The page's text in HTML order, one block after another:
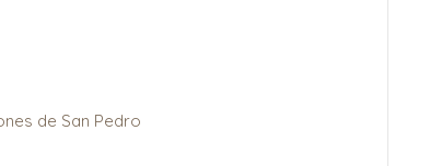
de San Pedro